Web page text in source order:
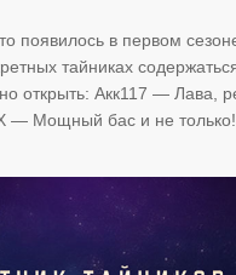
появилось в первом
тайниках
открыть: Акк117 — Лава,
— Мощный бас и не